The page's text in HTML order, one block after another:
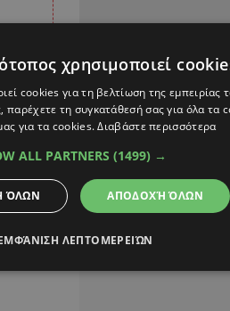
χρησιμοποιεί
cookies για τη βελτίωση της
παρέχετε τη συγκατάθεσή σας για όλα
για τα cookies.Διαβάστε περισσότερα
ALL PARTNERS (1499) →
ΑΠΟΔΟΧΉ ΌΛΩΝ
ΌΛΩΝ
ΛΕΠΤΟΜΕΡΕΙΏΝ